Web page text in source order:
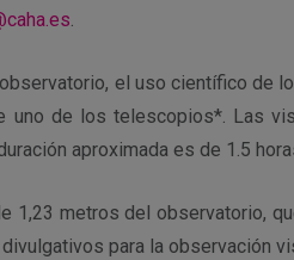
.
el uso científico de
uno de los telescopios*. Las
aproximada es de 1.5
1,23 metros del observatorio,
para la observación